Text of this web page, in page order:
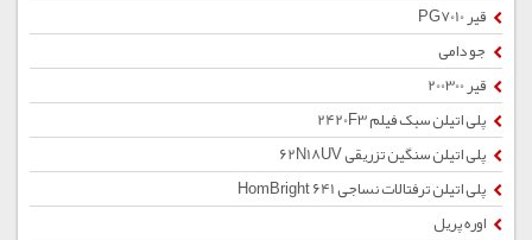
قیر PG7010
جو دامی
قیر 200300
پلی اتیلن سبک فیلم 2420F3
پلی اتیلن سنگین تزریقی 62N18UV
پلی اتیلن ترفتالات نساجی HomBright 641
اوره پریل